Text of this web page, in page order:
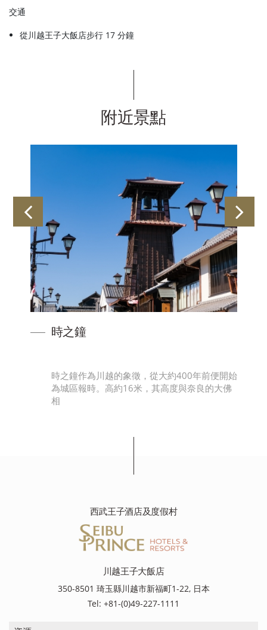
交通
從川越王子大飯店步行 17 分鐘
附近景點
時之鐘
時之鐘作為川越的象徵，從大約400年前便開始
為城區報時。高約16米，其高度與奈良的大佛
相
西武王子酒店及度假村
川越王子大飯店
350-8501 琦玉縣川越市新福町1-22, 日本
Tel: +81-(0)49-227-1111